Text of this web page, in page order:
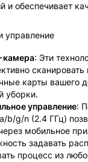
и обеспечивает
управление
камера: Эти
сканировать
карты вашего
уборки.
управление:
b/g/n (2.4 ГГц)
мобильное
задавать
процесс из